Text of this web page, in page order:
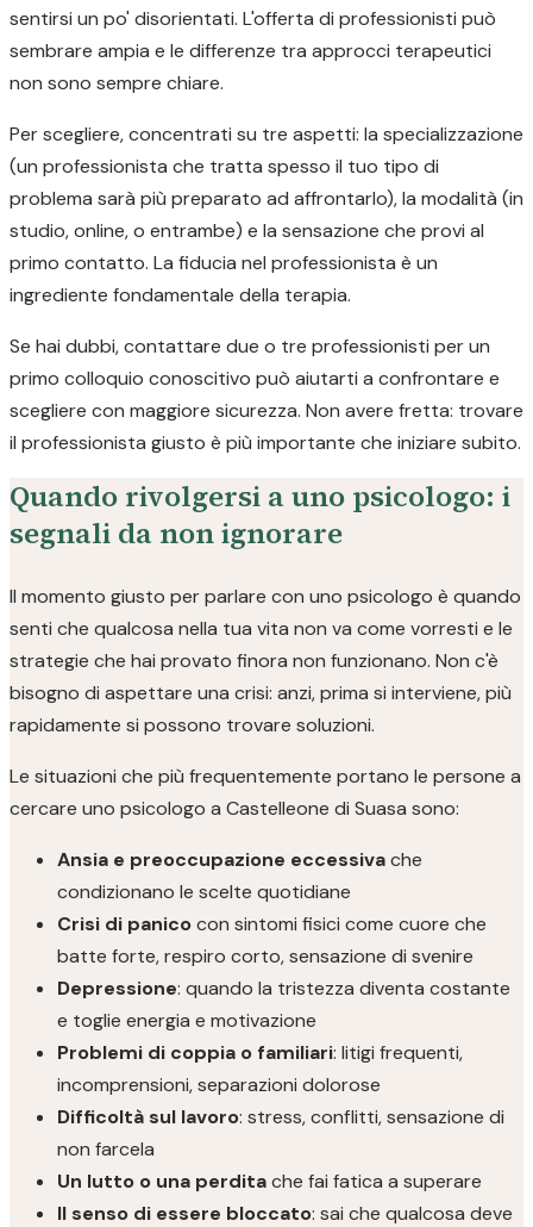
sentirsi un po' disorientati. L'offerta di professionisti può
sembrare ampia e le differenze tra approcci terapeutici
non sono sempre chiare.
Per scegliere, concentrati su tre aspetti: la specializzazione
(un professionista che tratta spesso il tuo tipo di
problema sarà più preparato ad affrontarlo), la modalità (in
studio, online, o entrambe) e la sensazione che provi al
primo contatto. La fiducia nel professionista è un
ingrediente fondamentale della terapia.
Se hai dubbi, contattare due o tre professionisti per un
primo colloquio conoscitivo può aiutarti a confrontare e
scegliere con maggiore sicurezza. Non avere fretta: trovare
il professionista giusto è più importante che iniziare subito.
Quando rivolgersi a uno psicologo: i
segnali da non ignorare
Il momento giusto per parlare con uno psicologo è quando
senti che qualcosa nella tua vita non va come vorresti e le
strategie che hai provato finora non funzionano. Non c'è
bisogno di aspettare una crisi: anzi, prima si interviene, più
rapidamente si possono trovare soluzioni.
Le situazioni che più frequentemente portano le persone a
cercare uno psicologo a Castelleone di Suasa sono:
Ansia e preoccupazione eccessivache
condizionano le scelte quotidiane
Crisi di panicocon sintomi fisici come cuore che
batte forte, respiro corto, sensazione di svenire
Depressione: quando la tristezza diventa costante
e toglie energia e motivazione
Problemi di coppia o familiari: litigi frequenti,
incomprensioni, separazioni dolorose
Difficoltà sul lavoro: stress, conflitti, sensazione di
non farcela
Un lutto o una perditache fai fatica a superare
Il senso di essere bloccato: sai che qualcosa deve